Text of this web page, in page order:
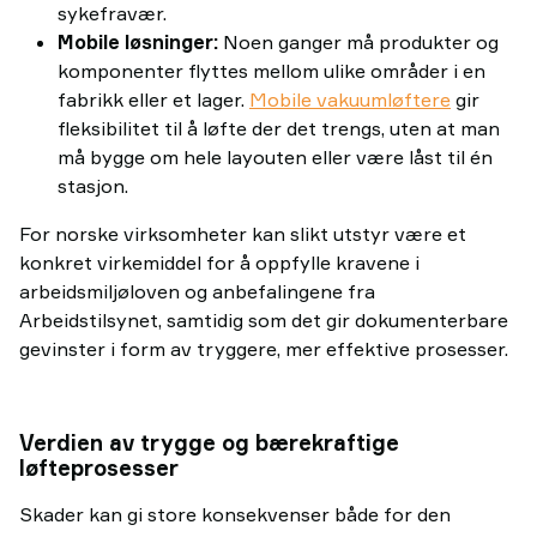
sykefravær.
Mobile løsninger: Noen ganger må produkter og
komponenter flyttes mellom ulike områder i en
fabrikk eller et lager. Mobile vakuumløftere gir
fleksibilitet til å løfte der det trengs, uten at man
må bygge om hele layouten eller være låst til én
stasjon.
For norske virksomheter kan slikt utstyr være et
konkret virkemiddel for å oppfylle kravene i
arbeidsmiljøloven og anbefalingene fra
Arbeidstilsynet, samtidig som det gir dokumenterbare
gevinster i form av tryggere, mer effektive prosesser.
Verdien av trygge og bærekraftige
løfteprosesser
Skader kan gi store konsekvenser både for den